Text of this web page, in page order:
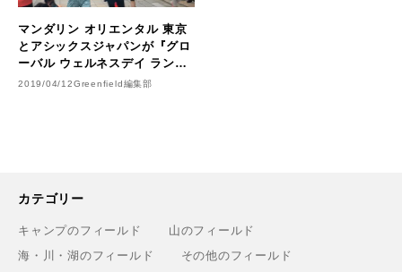
マンダリン オリエンタル 東京
とアシックスジャパンが『グロ
ーバル ウェルネスデイ ランニ
ングイベント』を 開催
2019/04/12Greenfield編集部
カテゴリー
キャンプのフィールド
山のフィールド
海・川・湖のフィールド
その他のフィールド